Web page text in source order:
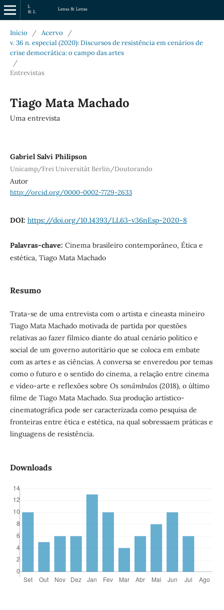
Início / Acervo
/
v. 36 n. especial (2020): Discursos de resistência em cenários de
crise democrática: o campo das artes
/
Entrevistas
Tiago Mata Machado
Uma entrevista
Gabriel Salvi Philipson
Unicamp/Frei Universität Berlin/Doutorando
Autor
http://orcid.org/0000-0002-7729-2633
DOI: https://doi.org/10.14393/LL63-v36nEsp-2020-8
Palavras-chave: Cinema brasileiro contemporâneo, Ética e
estética, Tiago Mata Machado
Resumo
Trata-se de uma entrevista com o artista e cineasta mineiro
Tiago Mata Machado motivada de partida por questões
relativas ao fazer fílmico diante do atual cenário politico e
social de um governo autoritário que se coloca em embate
com as artes e as ciências. A conversa se enveredou por temas
como o futuro e o sentido do cinema, a relação entre cinema
e vídeo-arte e reflexões sobre Os sonâmbulos (2018), o último
filme de Tiago Mata Machado. Sua produção artístico-
cinematográfica pode ser caracterizada como pesquisa de
fronteiras entre ética e estética, na qual sobressaem práticas e
linguagens de resistência.
Downloads